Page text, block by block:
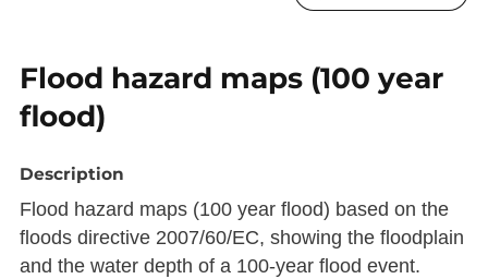
Flood hazard maps (100 year
flood)
Description
Flood hazard maps (100 year flood) based on the
floods directive 2007/60/EC, showing the floodplain
and the water depth of a 100-year flood event.